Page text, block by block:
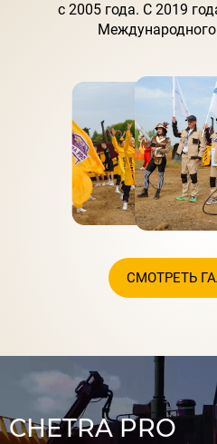
с 2005 года. С 2019
СМОТРЕТЬ
CHETRA PRO